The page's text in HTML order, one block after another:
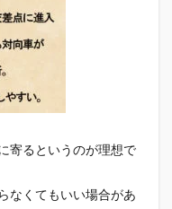
寄るというのが理想で
なくてもいい場合があ